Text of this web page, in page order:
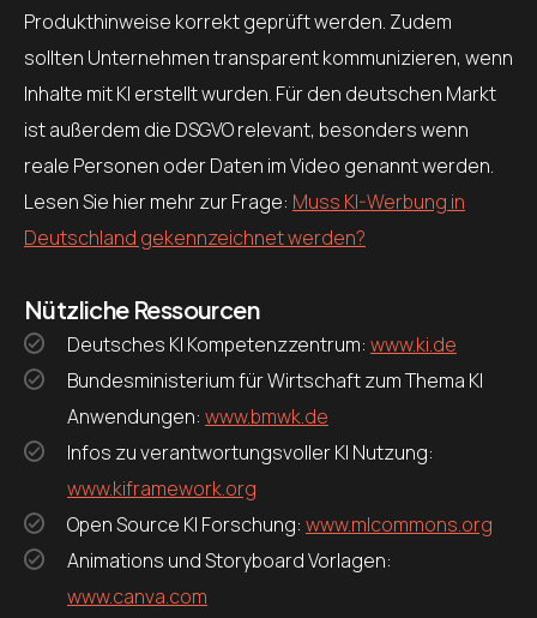
Produkthinweise korrekt geprüft werden. Zudem
sollten Unternehmen transparent kommunizieren, wenn
Inhalte mit KI erstellt wurden. Für den deutschen Markt
ist außerdem die DSGVO relevant, besonders wenn
reale Personen oder Daten im Video genannt werden.
Lesen Sie hier mehr zur Frage: Muss KI-Werbung in
Deutschland gekennzeichnet werden?
Nützliche Ressourcen
Deutsches KI Kompetenzzentrum: www.ki.de
Bundesministerium für Wirtschaft zum Thema KI
Anwendungen: www.bmwk.de
Infos zu verantwortungsvoller KI Nutzung:
www.kiframework.org
Open Source KI Forschung: www.mlcommons.org
Animations und Storyboard Vorlagen:
www.canva.com